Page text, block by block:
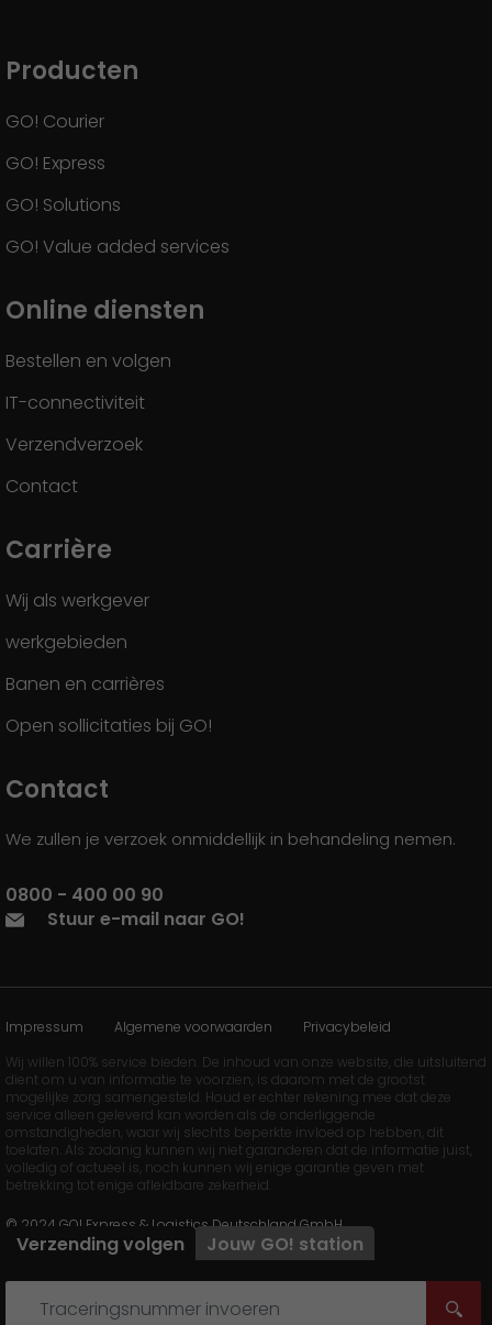
Verzending volgen Jouw GO! station
Producten
GO! Courier
GO! Express
GO! Solutions
GO! Value added services
Online diensten
Bestellen en volgen
IT-connectiviteit
Verzendverzoek
Contact
Carrière
Wij als werkgever
werkgebieden
Banen en carrières
Open sollicitaties bij GO!
Contact
We zullen je verzoek onmiddellijk in behandeling nemen.
0800 - 400 00 90
Stuur e-mail naar GO!
Impressum Algemene voorwaarden
Privacybeleid
Wij willen 100% service bieden. De inhoud van onze website, die uitsluitend
dient om u van informatie te voorzien, is daarom met de grootst
mogelijke zorg samengesteld. Houd er echter rekening mee dat deze
service alleen geleverd kan worden als de onderliggende
omstandigheden, waar wij slechts beperkte invloed op hebben, dit
toelaten. Als zodanig kunnen wij niet garanderen dat de informatie juist,
volledig of actueel is, noch kunnen wij enige garantie geven met
betrekking tot enige afleidbare zekerheid.
© 2024 GO! Express & Logistics Deutschland GmbH